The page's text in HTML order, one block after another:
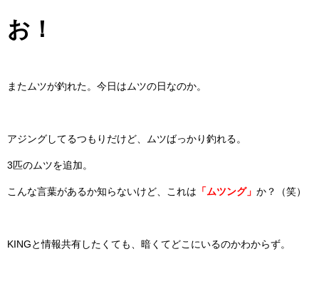
お！
またムツが釣れた。今日はムツの日なのか。
アジングしてるつもりだけど、ムツばっかり釣れる。
3匹のムツを追加。
こんな言葉があるか知らないけど、これは 「ムツング」 か？（笑）
KINGと情報共有したくても、暗くてどこにいるのかわからず。